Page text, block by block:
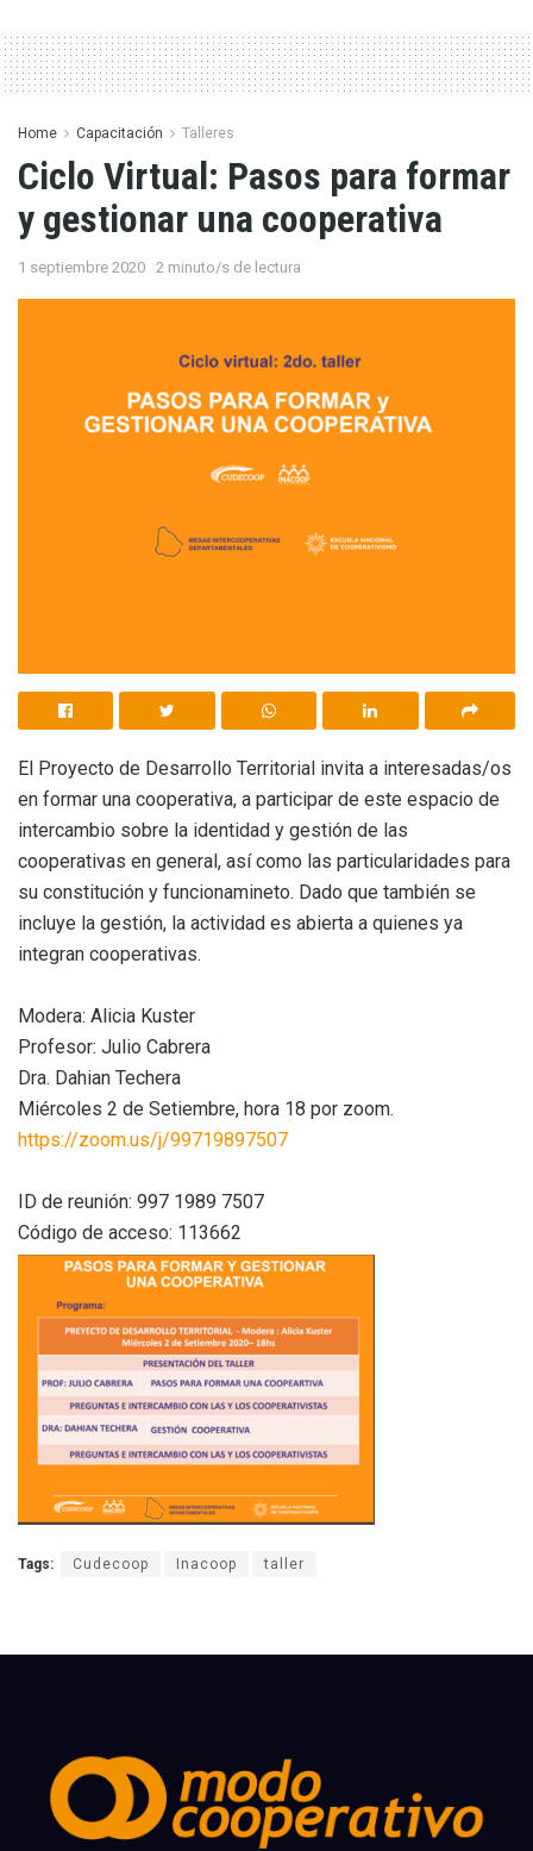
Home Capacitación Talleres
Ciclo Virtual: Pasos para formar
y gestionar una cooperativa
1 septiembre 2020 2 minuto/s de lectura
El Proyecto de Desarrollo Territorial invita a interesadas/os
en formar una cooperativa, a participar de este espacio de
intercambio sobre la identidad y gestión de las
cooperativas en general, así como las particularidades para
su constitución y funcionamineto. Dado que también se
incluye la gestión, la actividad es abierta a quienes ya
integran cooperativas.
Modera: Alicia Kuster
Profesor: Julio Cabrera
Dra. Dahian Techera
Miércoles 2 de Setiembre, hora 18 por zoom.
https://zoom.us/j/99719897507
ID de reunión: 997 1989 7507
Código de acceso: 113662
Tags: Cudecoop Inacoop taller